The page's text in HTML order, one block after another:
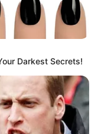
professora de
músicos e
em Paraguaçu
Foto: Reprodução
Darkest Secrets!